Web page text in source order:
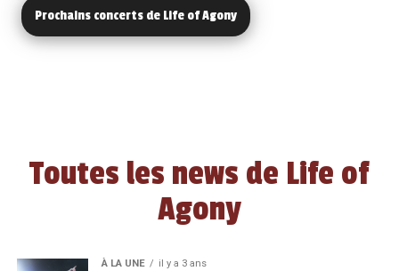
Prochains concerts de Life of Agony
Toutes les news de Life of
Agony
À LA UNE il y a 3 ans